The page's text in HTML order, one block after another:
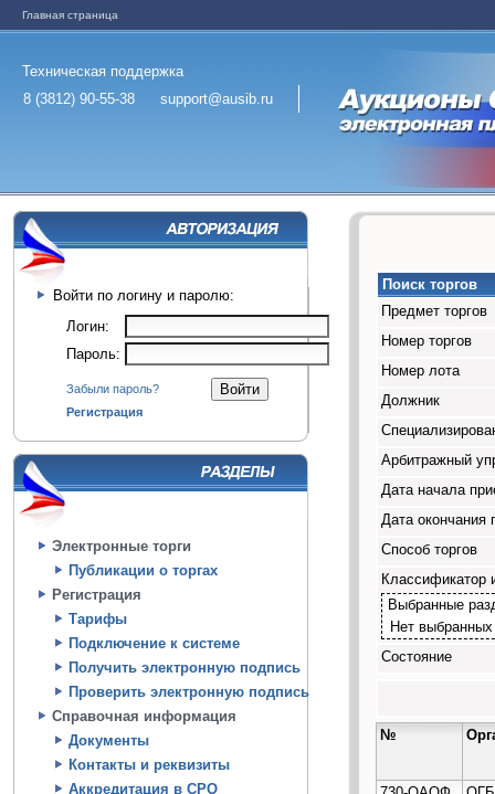
Главная страница
Техническая поддержка
8 (3812) 90-55-38
support@ausib.ru
Войти по логину и паролю:
Логин:
Пароль:
Забыли пароль?
Регистрация
Электронные торги
Публикации о торгах
Регистрация
Тарифы
Подключение к системе
Получить электронную подпись
Проверить электронную подпись
Справочная информация
Документы
Контакты и реквизиты
Аккредитация в СРО
Поиск торгов
Предмет торгов
Номер торгов
Номер лота
Должник
Арбитражный
Дата начала
Дата окончания
Способ торгов
Классификатор
Выбранные
Нет
Состояние
№